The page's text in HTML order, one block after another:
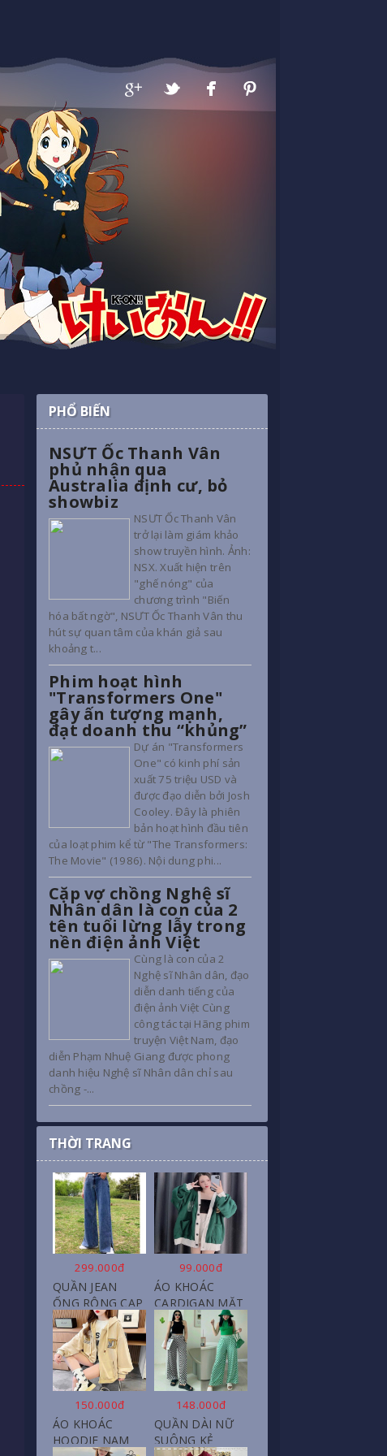
PHỔ BIẾN
NSƯT Ốc Thanh Vân
phủ nhận qua
Australia định cư, bỏ
showbiz
NSƯT Ốc Thanh Vân
trở lại làm giám khảo
show truyền hình. Ảnh:
NSX. Xuất hiện trên
"ghế nóng" của
chương trình "Biến
hóa bất ngờ", NSƯT Ốc Thanh Vân thu
hút sự quan tâm của khán giả sau
khoảng t...
Phim hoạt hình
"Transformers One"
gây ấn tượng mạnh,
đạt doanh thu “khủng”
Dự án "Transformers
One" có kinh phí sản
xuất 75 triệu USD và
được đạo diễn bởi Josh
Cooley. Đây là phiên
bản hoạt hình đầu tiên
của loạt phim kể từ "The Transformers:
The Movie" (1986). Nội dung phi...
Cặp vợ chồng Nghệ sĩ
Nhân dân là con của 2
tên tuổi lừng lẫy trong
nền điện ảnh Việt
Cùng là con của 2
Nghệ sĩ Nhân dân, đạo
diễn danh tiếng của
điện ảnh Việt Cùng
công tác tại Hãng phim
truyện Việt Nam, đạo
diễn Phạm Nhuệ Giang được phong
danh hiệu Nghệ sĩ Nhân dân chỉ sau
chồng -...
THỜI TRANG
299.000đ
QUẦN JEAN
ỐNG RỘNG CẠP
CAO, DÀI XẺ
GẤU PHONG
CÁCH J6
99.000đ
ÁO KHOÁC
CARDIGAN MẶT
CƯỜI NỮ CHẤT
NỈ COTTON
150.000đ
ÁO KHOÁC
HOODIE NAM
148.000đ
QUẦN DÀI NỮ
SUÔNG KẺ